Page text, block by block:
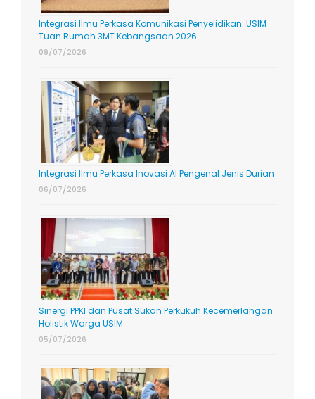
Integrasi Ilmu Perkasa Komunikasi Penyelidikan: USIM
Tuan Rumah 3MT Kebangsaan 2026
09/07/2026
Integrasi Ilmu Perkasa Inovasi AI Pengenal Jenis Durian
06/07/2026
Sinergi PPKI dan Pusat Sukan Perkukuh Kecemerlangan
Holistik Warga USIM
05/07/2026